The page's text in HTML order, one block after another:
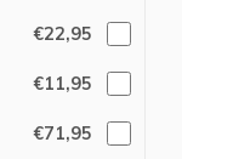
€22,95
€11,95
€71,95